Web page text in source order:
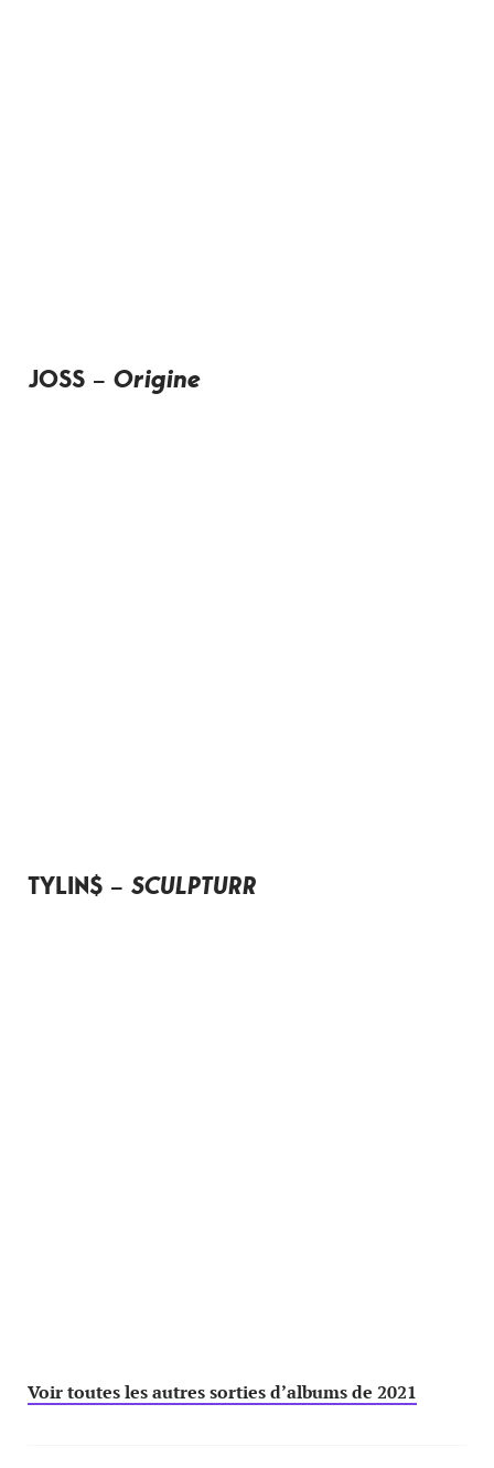
JOSS – Origine
TYLIN$ – SCULPTURR
Voir toutes les autres sorties d’albums de 2021